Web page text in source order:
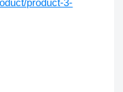
product-3-